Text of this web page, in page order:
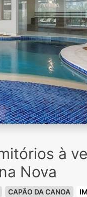
à
Nova
CAPÃO DA CANOA